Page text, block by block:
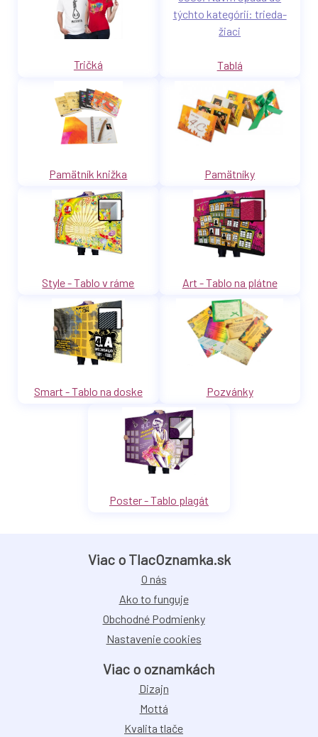
Tričká Tablá
Pamätník knižka Pamätníky
Style - Tablo v ráme Art - Tablo na plátne
Smart - Tablo na doske Pozvánky
Poster - Tablo plagát
Viac o TlacOznamka.sk
O nás
Ako to funguje
Obchodné Podmienky
Nastavenie cookies
Viac o oznamkách
Dizajn
Mottá
Kvalita tlače